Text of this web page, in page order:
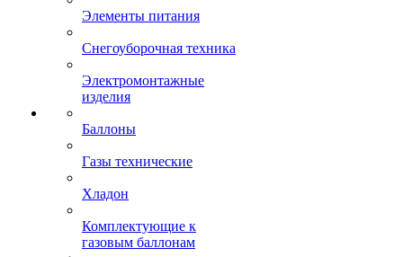
Элементы питания
Снегоуборочная техника
Электромонтажные
изделия
Баллоны
Газы технические
Хладон
Комплектующие к
газовым баллонам